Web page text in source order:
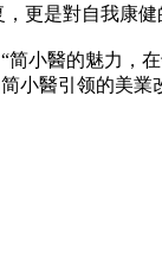
，更是對自我康
简小醫的魅力，
小醫引领的美